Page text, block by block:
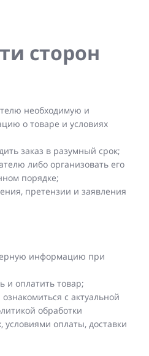
сторон
необходимую и
о товаре и условиях
заказ в разумный срок;
либо организовать его
порядке;
претензии и заявления
информацию при
и оплатить товар;
с актуальной
обработки
оплаты, доставки